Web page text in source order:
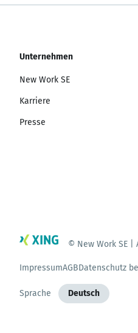
Unternehmen
New Work SE
Karriere
Presse
© New Work SE |
ImpressumAGBDatenschutz
Sprache Deutsch